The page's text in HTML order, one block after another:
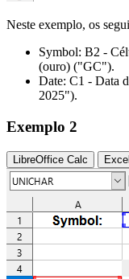
Neste exemplo, os
Symbol: B2 -
(ouro) ("GC").
Date: C1 - Data
2025").
Exemplo 2
LibreOffice Calc Excel